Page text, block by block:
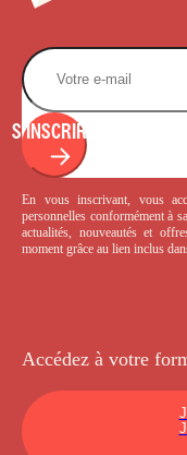
S'INSCRIRE
En vous inscrivant, vous
personnelles conformément à sa
actualités, nouveautés et
moment grâce au lien inclus
Accédez à votre